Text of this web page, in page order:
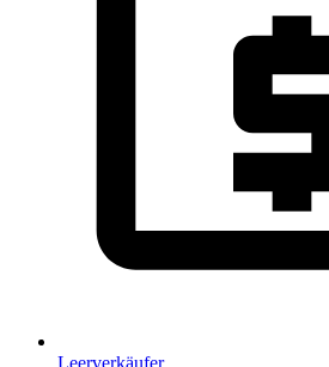
Leerverkäufer